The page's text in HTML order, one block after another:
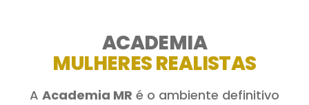
ACADEMIA
MULHERES REALISTAS
A Academia MR é o ambiente definitivo